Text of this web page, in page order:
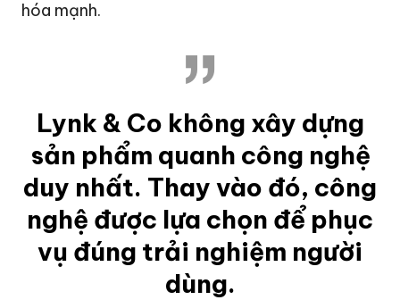
hóa mạnh.
Lynk & Co không xây dựng
sản phẩm quanh công nghệ
duy nhất. Thay vào đó, công
nghệ được lựa chọn để phục
vụ đúng trải nghiệm người
dùng.